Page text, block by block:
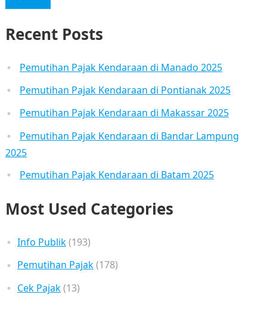
Recent Posts
Pemutihan Pajak Kendaraan di Manado 2025
Pemutihan Pajak Kendaraan di Pontianak 2025
Pemutihan Pajak Kendaraan di Makassar 2025
Pemutihan Pajak Kendaraan di Bandar Lampung
2025
Pemutihan Pajak Kendaraan di Batam 2025
Most Used Categories
Info Publik(193)
Pemutihan Pajak(178)
Cek Pajak(13)